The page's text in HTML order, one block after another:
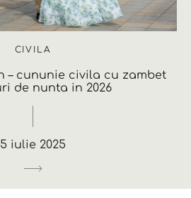
CIVILA
– cununie civila cu zambet
de nunta in 2026
5 iulie 2025